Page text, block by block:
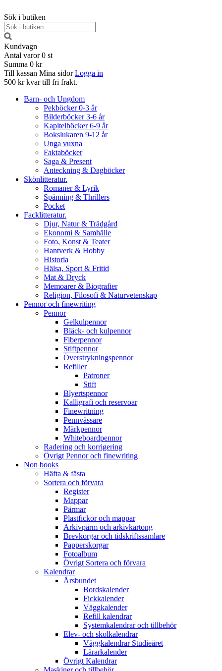
Sök i butiken
Kundvagn
Antal varor 0 st
Summa 0 kr
Till kassan Mina sidor Logga in
500 kr kvar till fri frakt.
Barn- och Ungdom
Pekböcker 0-3 år
Bilderböcker 3-6 år
Kapitelböcker 6-9 år
Bokslukaren 9-12 år
Unga vuxna
Faktaböcker
Saga & Present
Anteckning & Dagböcker
Skönlitteratur.
Romaner & Lyrik
Spänning & Thrillers
Pocket
Facklitteratur.
Djur, Natur & Trädgård
Ekonomi & Samhälle
Foto, Konst & Teater
Hantverk & Hobby
Historia
Hälsa, Sport & Fritid
Mat & Dryck
Memoarer & Biografier
Religion, Filosofi & Naturvetenskap
Pennor och finewriting
Pennor
Gelkulpennor
Bläck- och kulpennor
Fiberpennor
Stiftpennor
Överstrykningspennor
Refiller
Patroner
Stift
Blyertspennor
Kalligrafi och reservoar
Finewritning
Pennvässare
Märkpennor
Whiteboardpennor
Radering och korrigering
Övrigt Pennor och finewriting
Non books
Häfta & fästa
Sortera och förvara
Register
Mappar
Pärmar
Plastfickor och mappar
Arkivpärm och arkivkartong
Brevkorgar och tidskriftssamlare
Papperskorgar
Fotoalbum
Övrigt Sortera och förvara
Kalendrar
Årsbundet
Bordskalender
Fickkalender
Väggkalender
Refill kalendrar
Systemkalendrar och tillbehör
Elev- och skolkalendrar
Väggkalendrar Studieåret
Lärarkalender
Övrigt Kalendrar